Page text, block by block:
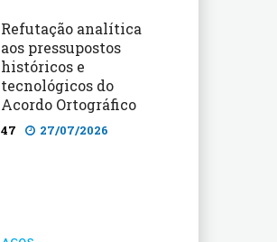
Refutação analítica
aos pressupostos
históricos e
tecnológicos do
Acordo Ortográfico
47 27/07/2026